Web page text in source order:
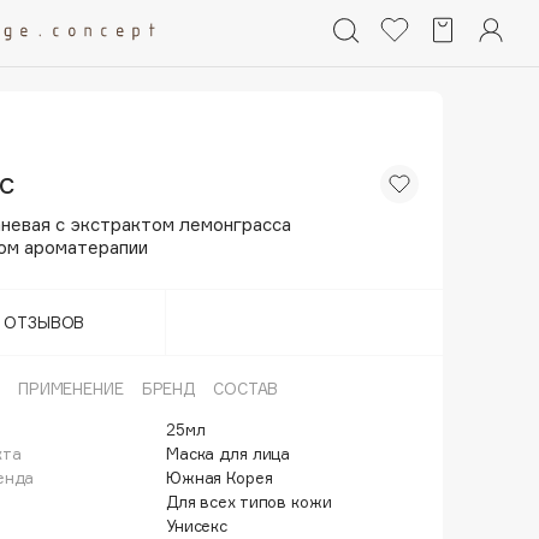
с экстрактом лемонграсса
ароматерапии
ОТЗЫВОВ
ПРИМЕНЕНИЕ БРЕНД СОСТАВ
25мл
Маска для лица
Южная Корея
Для всех типов кожи
Унисекс